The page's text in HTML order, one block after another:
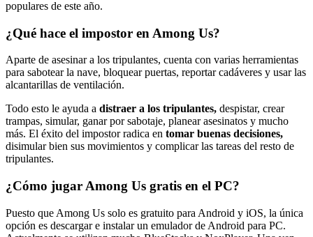
populares de este año.
¿Qué hace el impostor en Among Us?
Aparte de asesinar a los tripulantes, cuenta con varias herramientas
para sabotear la nave, bloquear puertas, reportar cadáveres y usar las
alcantarillas de ventilación.
Todo esto le ayuda a distraer a los tripulantes, despistar, crear
trampas, simular, ganar por sabotaje, planear asesinatos y mucho
más. El éxito del impostor radica en tomar buenas decisiones,
disimular bien sus movimientos y complicar las tareas del resto de
tripulantes.
¿Cómo jugar Among Us gratis en el PC?
Puesto que Among Us solo es gratuito para Android y iOS, la única
opción es descargar e instalar un emulador de Android para PC.